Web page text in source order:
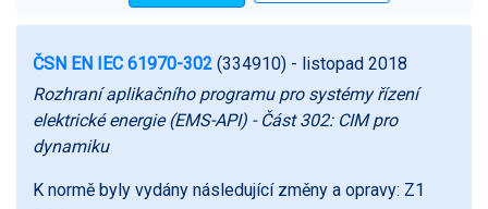
ČSN EN IEC 61970-302 (334910) - listopad 2018
Rozhraní aplikačního programu pro systémy řízení
elektrické energie (EMS-API) - Část 302: CIM pro
dynamiku
K normě byly vydány následující změny a opravy: Z1